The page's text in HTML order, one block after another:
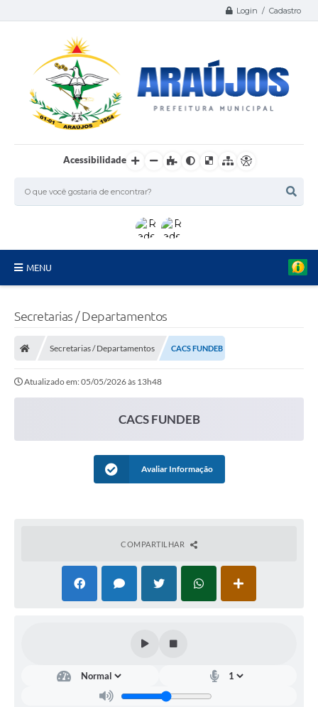
Login / Cadastro
Acessibilidade
MENU
Lei Aldir Blanc 2026
COMPRA DIRETA
Prefeitura
Concursos e Processos Seletivos
Secretarias / Departamentos
Secretarias / Departamentos CACS FUNDEB
Atualizado em: 05/05/2026 às 13h48
CACS FUNDEB
Avaliar Informação
COMPARTILHAR